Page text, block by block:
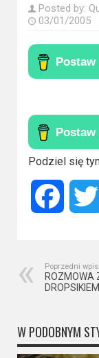
Kino
azjatyckie
Kino
Kino
polskie
Komedie
Korea
oparte
na
Thrillery
Posted by:
03/01/2005
Podziel się
Poprzedni wpis:
ROZMOWA
DROPSIKIEM
W PODOBNYM